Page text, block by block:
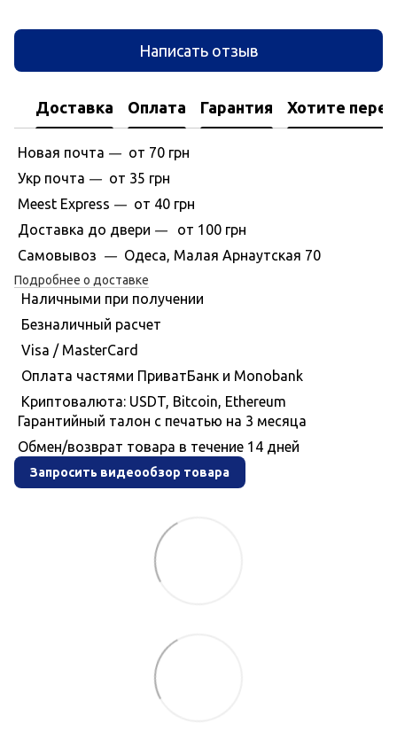
Написать отзыв
Доставка Оплата Гарантия Хотите
Новая почта —
от 70 грн
Укр почта —
от 35 грн
Meest Express — от 40 грн
Доставка до двери —от 100 грн
Самовывоз
— Одеса, Малая Арнаутская 70
Подробнее о доставке
Наличными при получении
Безналичный расчет
Visa / MasterCard
Оплата частями ПриватБанк и Monobank
Криптовалюта: USDT, Bitcoin, Ethereum
Гарантийный талон с печатью на 3 месяца
Обмен/возврат товара в течение 14 дней
Запросить видеообзор товара